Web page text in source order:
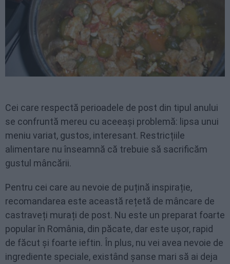
Cei care respectă perioadele de post din tipul anului
se confruntă mereu cu aceeași problemă: lipsa unui
meniu variat, gustos, interesant. Restricțiile
alimentare nu înseamnă că trebuie să sacrificăm
gustul mâncării.
Pentru cei care au nevoie de puțină inspirație,
recomandarea este această rețetă de mâncare de
castraveți murați de post. Nu este un preparat foarte
popular în România, din păcate, dar este ușor, rapid
de făcut și foarte ieftin. În plus, nu vei avea nevoie de
ingrediente speciale, existând șanse mari să ai deja